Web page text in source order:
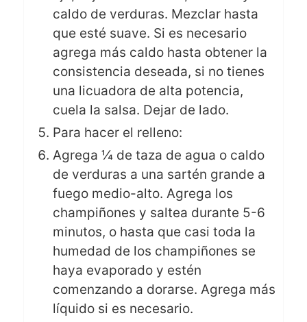
caldo de verduras. Mezclar hasta
que esté suave. Si es necesario
agrega más caldo hasta obtener la
consistencia deseada, si no tienes
una licuadora de alta potencia,
cuela la salsa. Dejar de lado.
Para hacer el relleno:
Agrega ¼ de taza de agua o caldo
de verduras a una sartén grande a
fuego medio-alto. Agrega los
champiñones y saltea durante 5-6
minutos, o hasta que casi toda la
humedad de los champiñones se
haya evaporado y estén
comenzando a dorarse. Agrega más
líquido si es necesario.